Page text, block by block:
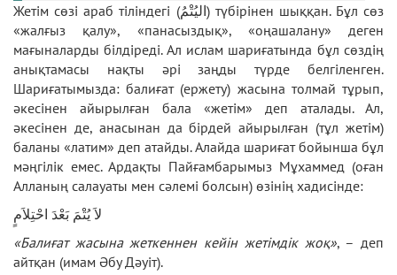
Жетім сөзі араб тіліндегі (اليُتْمُ) түбірінен шыққан. Бұл сөз
«жалғыз қалу», «панасыздық», «оңашалану» деген
мағыналарды білдіреді. Ал ислам шариғатында бұл сөздің
анықтамасы нақты әрі заңды түрде белгіленген.
Шариғатымызда: балиғат (ержету) жасына толмай тұрып,
әкесінен айырылған бала «жетім» деп аталады. Ал,
әкесінен де, анасынан да бірдей айырылған (тұл жетім)
баланы «латим» деп атайды. Алайда шариғат бойынша бұл
мәңгілік емес. Ардақты Пайғамбарымыз Мұхаммед (оған
Алланың салауаты мен сәлемі болсын) өзінің хадисінде:
لاَ يُتْمَ بَعْدَ احْتِلاَمٍ
«Балиғат жасына жеткеннен кейін жетімдік жоқ», – деп
айтқан (имам Әбу Дәуіт).